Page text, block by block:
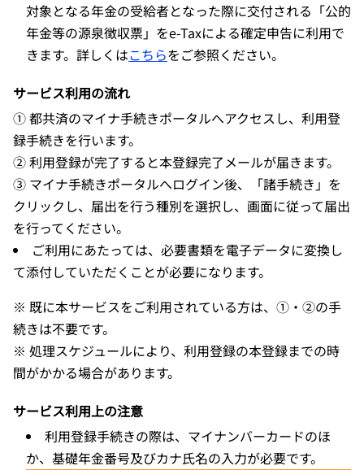
対象となる年金の受給者となった際に交付される「公的
年金等の源泉徴収票」をe-Taxによる確定申告に利用で
きます。詳しくはこちらをご参照ください。
サービス利用の流れ
① 都共済のマイナ手続きポータルへアクセスし、利用登
録手続きを行います。
② 利用登録が完了すると本登録完了メールが届きます。
③ マイナ手続きポータルへログイン後、「諸手続き」を
クリックし、届出を行う種別を選択し、画面に従って届出
を行ってください。
ご利用にあたっては、必要書類を電子データに変換し
て添付していただくことが必要になります。
※ 既に本サービスをご利用されている方は、①・②の手
続きは不要です。
※ 処理スケジュールにより、利用登録の本登録までの時
間がかかる場合があります。
サービス利用上の注意
利用登録手続きの際は、マイナンバーカードのほ
か、基礎年金番号及びカナ氏名の入力が必要です。